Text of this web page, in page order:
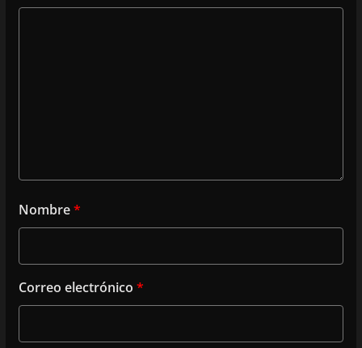
Nombre*
Correo electrónico *